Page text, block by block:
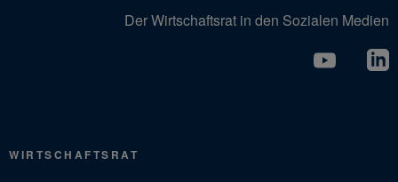
Der Wirtschaftsrat in den Sozialen Medien
WIRTSCHAFTSRAT